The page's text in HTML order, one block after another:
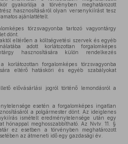
gyakorlója a törvényben meghatározott
hasznosításáról olyan versenykiírást tesz
ajánlattételt.
törzsvagyonba tartozó vagyontárgy
dönt.
eltérően a költségvetési szervek és egyéb
adott korlátozottan forgalomképes
hasznosítására külön rendelkezés
korlátozottan forgalomképes törzsvagyonba
eltérő hatásköri és egyéb szabályokat
elővásárlási jogról történő lemondásról a
esetén a forgalomképes ingatlan
a polgármester dönt. Az ideiglenes
ismételt eredménytelensége után egy
hónappal meghosszabbítható. Az Nvtv. 11. §
ez esetben a törvényben meghatározott
az átmeneti idő egy gazdasági év.